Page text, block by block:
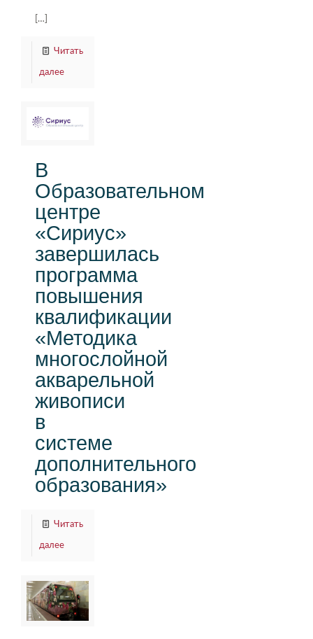
[…]
Читать
далее
В
Образовательном
центре
«Сириус»
завершилась
программа
повышения
квалификации
«Методика
многослойной
акварельной
живописи
в
системе
дополнительного
образования»
Читать
далее